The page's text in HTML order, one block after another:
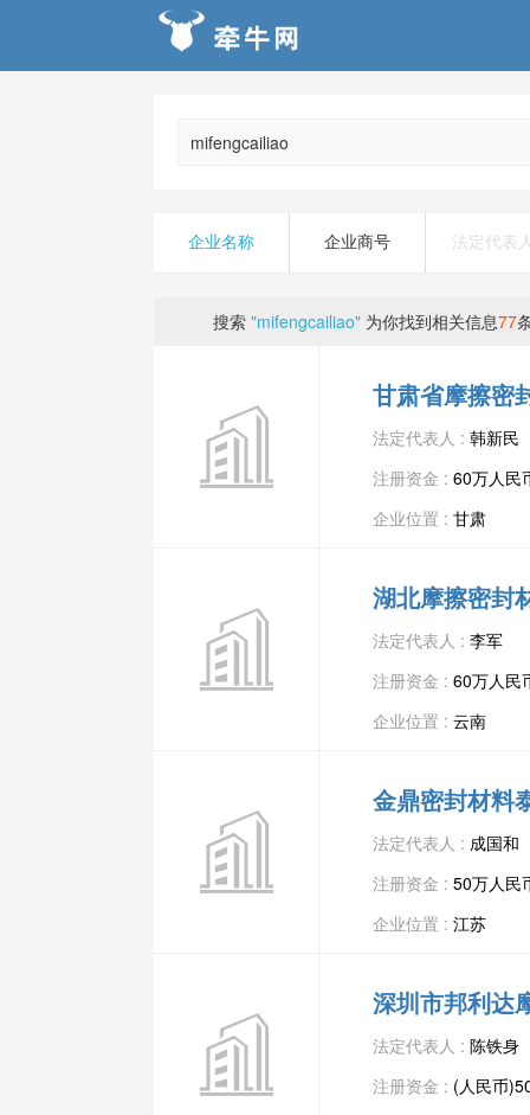
企业名称 企业商号 法定代表
搜索 "mifengcailiao" 为你找到相关信息77
甘肃省摩擦密
法定代表人 : 韩新民
注册资金 : 60万人民
企业位置 : 甘肃
湖北摩擦密封
法定代表人 : 李军
注册资金 : 60万人民
企业位置 : 云南
金鼎密封材料
法定代表人 : 成国和
注册资金 : 50万人民
企业位置 : 江苏
深圳市邦利达
法定代表人 : 陈铁身
注册资金 : (人民币